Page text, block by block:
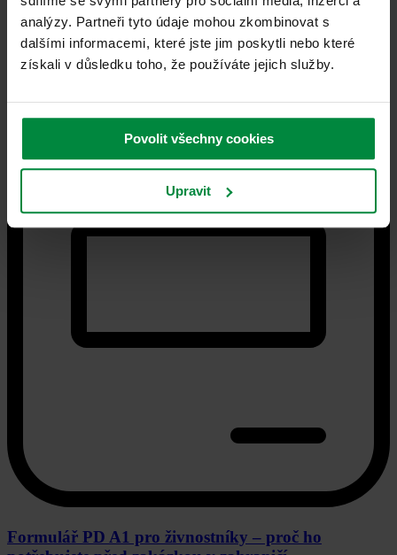
analýzy. Partneři tyto údaje mohou zkombinovat s
dalšími informacemi, které jste jim poskytli nebo které
získali v důsledku toho, že používáte jejich služby.
Povolit všechny cookies
Upravit
Formulář PD A1 pro živnostníky – proč ho